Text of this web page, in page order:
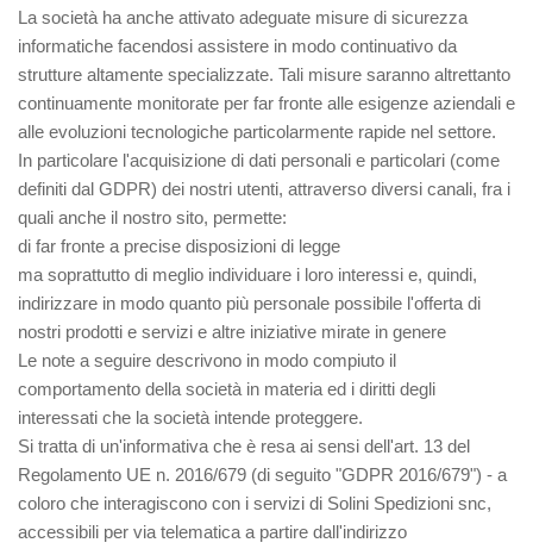
La società ha anche attivato adeguate misure di sicurezza
informatiche facendosi assistere in modo continuativo da
strutture altamente specializzate. Tali misure saranno altrettanto
continuamente monitorate per far fronte alle esigenze aziendali e
alle evoluzioni tecnologiche particolarmente rapide nel settore.
In particolare l'acquisizione di dati personali e particolari (come
definiti dal GDPR) dei nostri utenti, attraverso diversi canali, fra i
quali anche il nostro sito, permette:
di far fronte a precise disposizioni di legge
ma soprattutto di meglio individuare i loro interessi e, quindi,
indirizzare in modo quanto più personale possibile l'offerta di
nostri prodotti e servizi e altre iniziative mirate in genere
Le note a seguire descrivono in modo compiuto il
comportamento della società in materia ed i diritti degli
interessati che la società intende proteggere.
Si tratta di un'informativa che è resa ai sensi dell'art. 13 del
Regolamento UE n. 2016/679 (di seguito "GDPR 2016/679") - a
coloro che interagiscono con i servizi di Solini Spedizioni snc,
accessibili per via telematica a partire dall'indirizzo